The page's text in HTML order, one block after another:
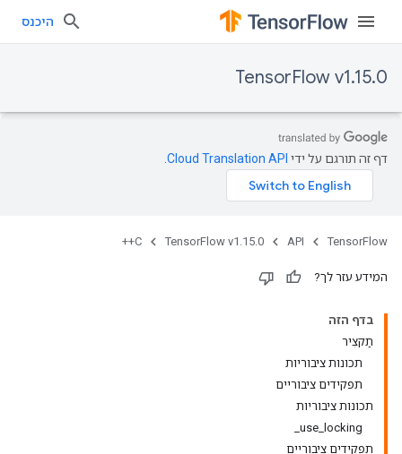
היכנס
TensorFlow v1.15.0
דף זה תורגם על ידי Cloud Translation API
TensorFlow
API
TensorFlow v1.15.0
C++
המידע עזר לך?
בדף הזה
תַקצִיר
תכונות ציבוריות
תפקידים ציבוריים
תכונות ציבוריות
use_locking_
תפקידים ציבוריים